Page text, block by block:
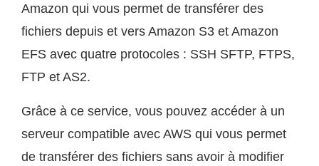
Amazon qui vous permet de transférer des
fichiers depuis et vers Amazon S3 et Amazon
EFS avec quatre protocoles : SSH SFTP, FTPS,
FTP et AS2.
Grâce à ce service, vous pouvez accéder à un
serveur compatible avec AWS qui vous permet
de transférer des fichiers sans avoir à modifier